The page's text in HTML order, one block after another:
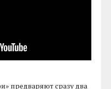
предваряют сразу два